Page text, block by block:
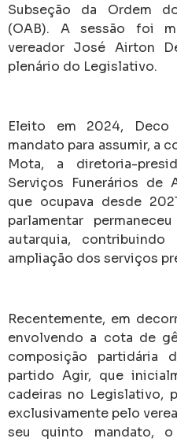
Subseção da Ordem
(OAB). A sessão foi
vereador José Airton
plenário do Legislativo.
Eleito em 2024,
mandato para assumir, a
Mota, a diretoria-
Serviços Funerários de
que ocupava desde
parlamentar
autarquia,
ampliação dos serviços
Recentemente, em
envolvendo a cota de
composição partidária
partido Agir, que
cadeiras no Legislativo,
exclusivamente pelo
seu quinto mandato, o